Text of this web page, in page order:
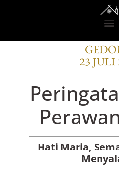
BACAAN
23 JULI
Hati Maria,